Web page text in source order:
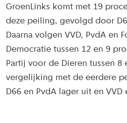
GroenLinks komt met 19
deze peiling, gevolgd door
Daarna volgen VVD, PvdA en
Democratie tussen 12 en 9
Partij voor de Dieren tussen 8
vergelijking met de eerdere
D66 en PvdA lager uit en VVD